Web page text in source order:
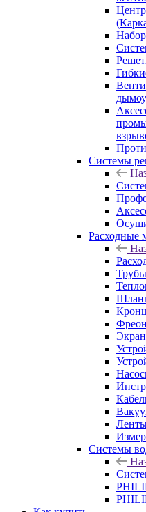
Системы
Расходные
Фреон
Системы